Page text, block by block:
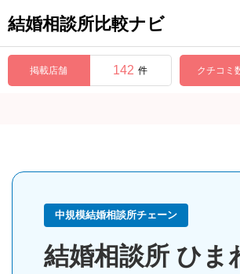
結婚相談所比較ナビ
掲載店舗 142 件 クチコミ
中規模結婚相談所チェーン
結婚相談所 ひま